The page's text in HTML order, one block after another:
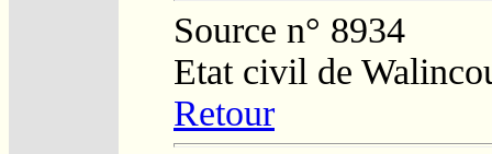
Source n° 8934
Etat civil de
Retour